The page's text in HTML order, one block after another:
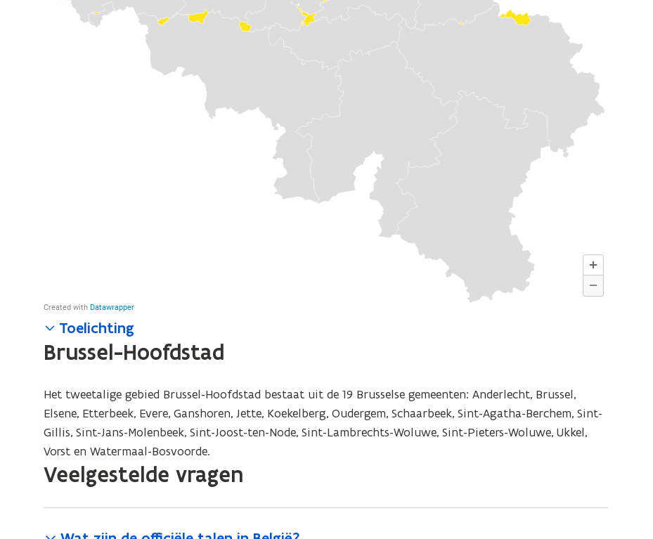
Toelichting
Brussel-Hoofdstad
Het tweetalige gebied Brussel-Hoofdstad bestaat uit de 19 Brusselse gemeenten: Anderlecht, Brussel,
Elsene, Etterbeek, Evere, Ganshoren, Jette, Koekelberg, Oudergem, Schaarbeek, Sint-Agatha-Berchem, Sint-
Gillis, Sint-Jans-Molenbeek, Sint-Joost-ten-Node, Sint-Lambrechts-Woluwe, Sint-Pieters-Woluwe, Ukkel,
Vorst en Watermaal-Bosvoorde.
Veelgestelde vragen